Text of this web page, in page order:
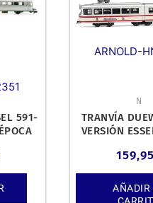
591-
ARNOLD-
N
TRANVÍA
VERSIÓN
AÑADIR